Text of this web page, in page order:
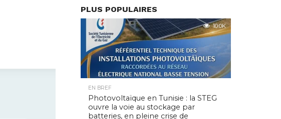
PLUS POPULAIRES
10.0K
EN BREF
Photovoltaïque en Tunisie : la STEG
ouvre la voie au stockage par
batteries, en pleine crise de